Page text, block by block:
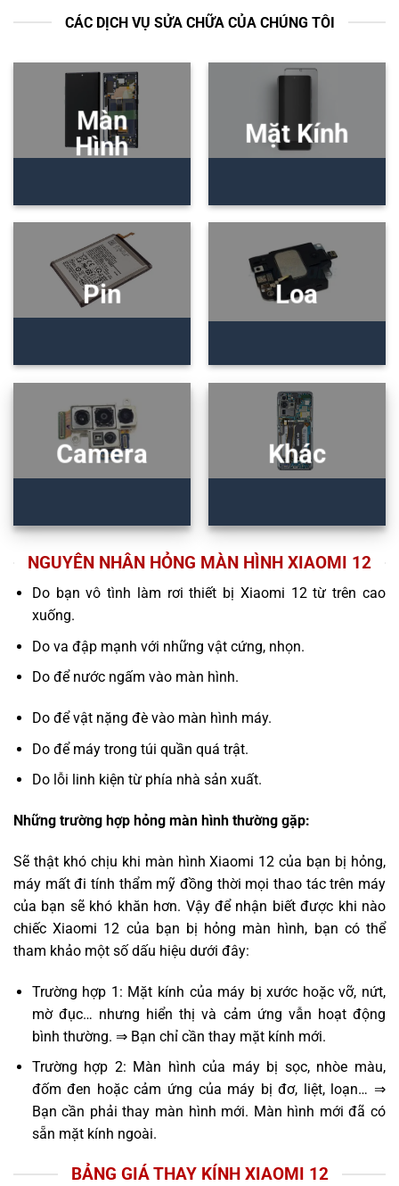
CÁC DỊCH VỤ SỬA CHỮA CỦA CHÚNG TÔI
Màn
Hình
Mặt Kính
Pin Loa
Camera Khác
NGUYÊN NHÂN HỎNG MÀN HÌNH XIAOMI 12
Do bạn vô tình làm rơi thiết bị Xiaomi 12 từ trên cao
xuống.
Do va đập mạnh với những vật cứng, nhọn.
Do để nước ngấm vào màn hình.
Do để vật nặng đè vào màn hình máy.
Do để máy trong túi quần quá trật.
Do lỗi linh kiện từ phía nhà sản xuất.
Những trường hợp hỏng màn hình thường gặp:
Sẽ thật khó chịu khi màn hình Xiaomi 12 của bạn bị hỏng,
máy mất đi tính thẩm mỹ đồng thời mọi thao tác trên máy
của bạn sẽ khó khăn hơn. Vậy để nhận biết được khi nào
chiếc Xiaomi 12 của bạn bị hỏng màn hình, bạn có thể
tham khảo một số dấu hiệu dưới đây:
Trường hợp 1: Mặt kính của máy bị xước hoặc vỡ, nứt,
mờ đục… nhưng hiển thị và cảm ứng vẫn hoạt động
bình thường. ⇒ Bạn chỉ cần thay mặt kính mới.
Trường hợp 2: Màn hình của máy bị sọc, nhòe màu,
đốm đen hoặc cảm ứng của máy bị đơ, liệt, loạn… ⇒
Bạn cần phải thay màn hình mới. Màn hình mới đã có
sẵn mặt kính ngoài.
BẢNG GIÁ THAY KÍNH XIAOMI 12